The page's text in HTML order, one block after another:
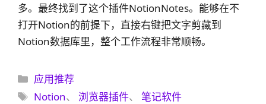
多。最终找到了这个插件NotionNotes。能够在不
打开Notion的前提下，直接右键把文字剪藏到
Notion数据库里，整个工作流程非常顺畅。
分
类
应用推荐
标
Notion、 浏览器插件、笔记软件